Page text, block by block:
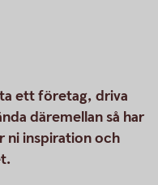
ett företag, driva
däremellan så har
ni inspiration och